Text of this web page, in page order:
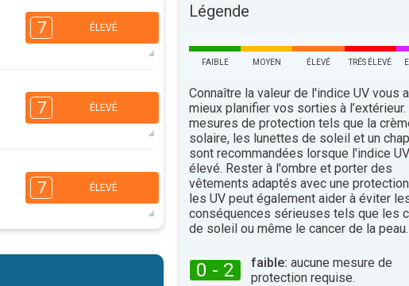
3
16:00
3
35°maxi
7 ÉLEVÉ
16:00
3
36°maxi
7 ÉLEVÉ
16:00
3
37°maxi
7 ÉLEVÉ
3
Légende
FAIBLE MOYEN ÉLEVÉ TRÉS ÉLEVÉ
Connaître la valeur de l'indice UV vous
mieux planifier vos sorties à
mesures de protection tels que la
solaire, les lunettes de soleil et un
sont recommandées lorsque l'indice
élevé. Rester à l'ombre et porter des
vêtements adaptés avec une
les UV peut également aider à éviter
conséquences sérieuses tels que les
de soleil ou même le cancer de la peau.
0 - 2 faible: aucune mesure de
protection requise.